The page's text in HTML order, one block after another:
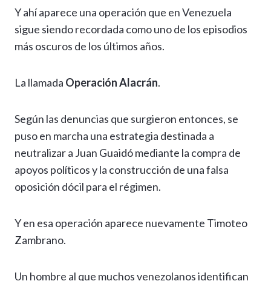
Y ahí aparece una operación que en Venezuela
sigue siendo recordada como uno de los episodios
más oscuros de los últimos años.
La llamada Operación Alacrán.
Según las denuncias que surgieron entonces, se
puso en marcha una estrategia destinada a
neutralizar a Juan Guaidó mediante la compra de
apoyos políticos y la construcción de una falsa
oposición dócil para el régimen.
Y en esa operación aparece nuevamente Timoteo
Zambrano.
Un hombre al que muchos venezolanos identifican